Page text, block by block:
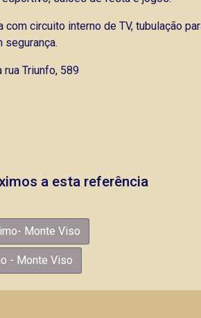
circuito interno de TV, tubulação
segurança.
Triunfo, 589
a esta referência
Monte Viso
- Monte Viso